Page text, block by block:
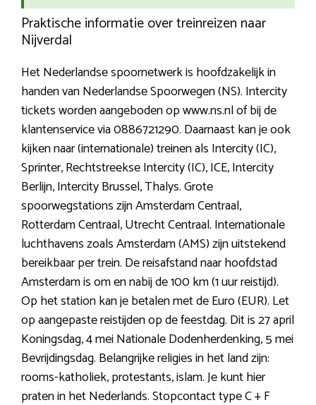
Praktische informatie over treinreizen naar
Nijverdal
Het Nederlandse spoornetwerk is hoofdzakelijk in
handen van Nederlandse Spoorwegen (NS). Intercity
tickets worden aangeboden op www.ns.nl of bij de
klantenservice via 0886721290. Daarnaast kan je ook
kijken naar (internationale) treinen als Intercity (IC),
Sprinter, Rechtstreekse Intercity (IC), ICE, Intercity
Berlijn, Intercity Brussel, Thalys. Grote
spoorwegstations zijn Amsterdam Centraal,
Rotterdam Centraal, Utrecht Centraal. Internationale
luchthavens zoals Amsterdam (AMS) zijn uitstekend
bereikbaar per trein. De reisafstand naar hoofdstad
Amsterdam is om en nabij de 100 km (1 uur reistijd).
Op het station kan je betalen met de Euro (EUR). Let
op aangepaste reistijden op de feestdag. Dit is 27 april
Koningsdag, 4 mei Nationale Dodenherdenking, 5 mei
Bevrijdingsdag. Belangrijke religies in het land zijn:
rooms-katholiek, protestants, islam. Je kunt hier
praten in het Nederlands. Stopcontact type C + F